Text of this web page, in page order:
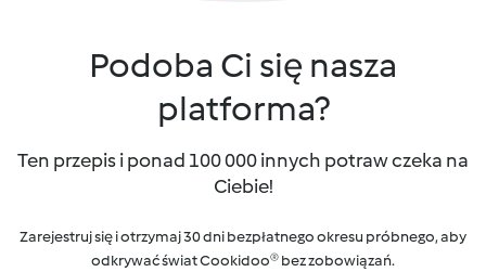
Podoba Ci się nasza
platforma?
Ten przepis i ponad 100 000 innych potraw czeka na
Ciebie!
Zarejestruj się i otrzymaj 30 dni bezpłatnego okresu próbnego, aby
odkrywać świat Cookidoo® bez zobowiązań.